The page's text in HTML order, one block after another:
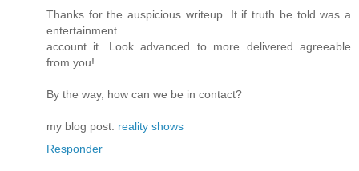
Thanks for the auspicious writeup. It if truth be told was a
entertainment
account it. Look advanced to more delivered agreeable
from you!
By the way, how can we be in contact?
my blog post: reality shows
Responder